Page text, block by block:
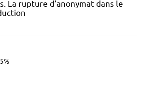
La rupture d’anonymat dans le